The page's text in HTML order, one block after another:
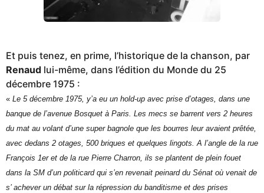
Et puis tenez, en prime, l’historique de la chanson, par
Renaud lui-même, dans l’édition du Monde du 25
décembre 1975 :
« Le 5 décembre 1975, y’a eu un hold-up avec prise d’otages, dans une
banque de l’avenue Bosquet à Paris. Les mecs se barrent vers 2 heures
du mat au volant d’une super bagnole que les bourres leur avaient prêtée,
avec dedans 2 otages, 500 briques et quelques lingots. A l’angle de la rue
François 1er et de la rue Pierre Charron, ils se plantent de plein fouet
dans la SM d’un politicard qui s’en revenait peinard du Sénat où venait de
s’ achever un débat sur la répression du banditisme et des prises